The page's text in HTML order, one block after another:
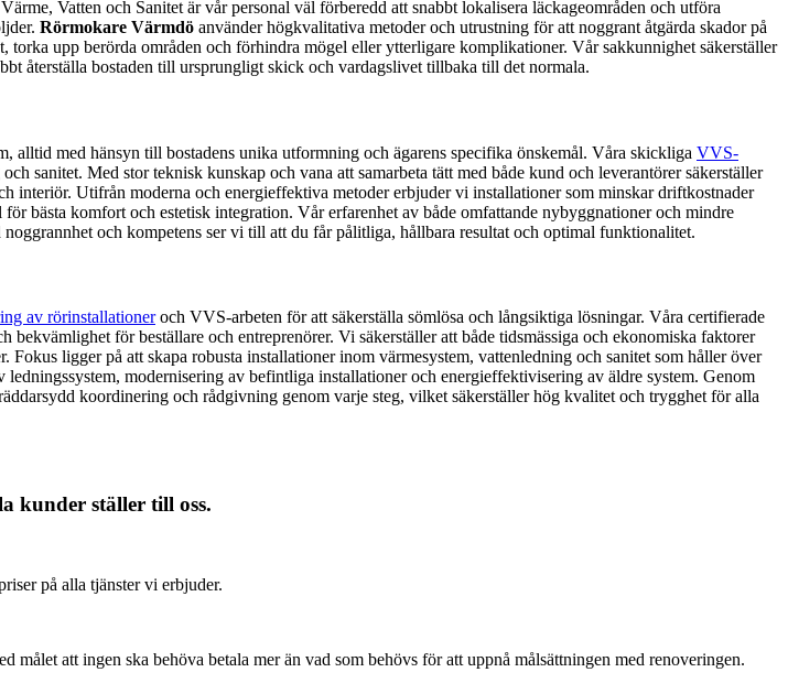
Vatten och Sanitet är vår personal väl förberedd att snabbt lokalisera läckageområden och utföra
Rörmokare Värmdö använder högkvalitativa metoder och utrustning för att noggrant åtgärda skador på
upp berörda områden och förhindra mögel eller ytterligare komplikationer. Vår sakkunnighet säkerställer
återställa bostaden till ursprungligt skick och vardagslivet tillbaka till det normala.
med hänsyn till bostadens unika utformning och ägarens specifika önskemål. Våra skickliga VVS-
sanitet. Med stor teknisk kunskap och vana att samarbeta tätt med både kund och leverantörer säkerställer
Utifrån moderna och energieffektiva metoder erbjuder vi installationer som minskar driftkostnader
bästa komfort och estetisk integration. Vår erfarenhet av både omfattande nybyggnationer och mindre
och kompetens ser vi till att du får pålitliga, hållbara resultat och optimal funktionalitet.
av rörinstallationeroch VVS-arbeten för att säkerställa sömlösa och långsiktiga lösningar. Våra certifierade
för beställare och entreprenörer. Vi säkerställer att både tidsmässiga och ekonomiska faktorer
ligger på att skapa robusta installationer inom värmesystem, vattenledning och sanitet som håller över
modernisering av befintliga installationer och energieffektivisering av äldre system. Genom
koordinering och rådgivning genom varje steg, vilket säkerställer hög kvalitet och trygghet för alla
kunder ställer till oss.
på alla tjänster vi erbjuder.
att ingen ska behöva betala mer än vad som behövs för att uppnå målsättningen med renoveringen.